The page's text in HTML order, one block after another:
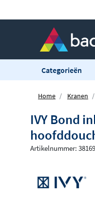
Categorieën
Home Kranen
IVY Bond
Artikelnummer: